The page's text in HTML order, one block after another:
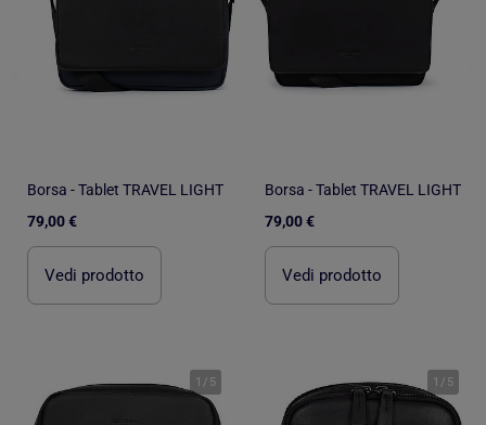
Borsa - Tablet TRAVEL LIGHT
79,00 €
Vedi prodotto
Borsa - Tablet TRAVEL LIGHT
79,00 €
Vedi prodotto
1 / 5 1 / 5